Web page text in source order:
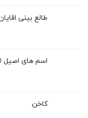
طالع بینی
اسم های اصیل
کاخن